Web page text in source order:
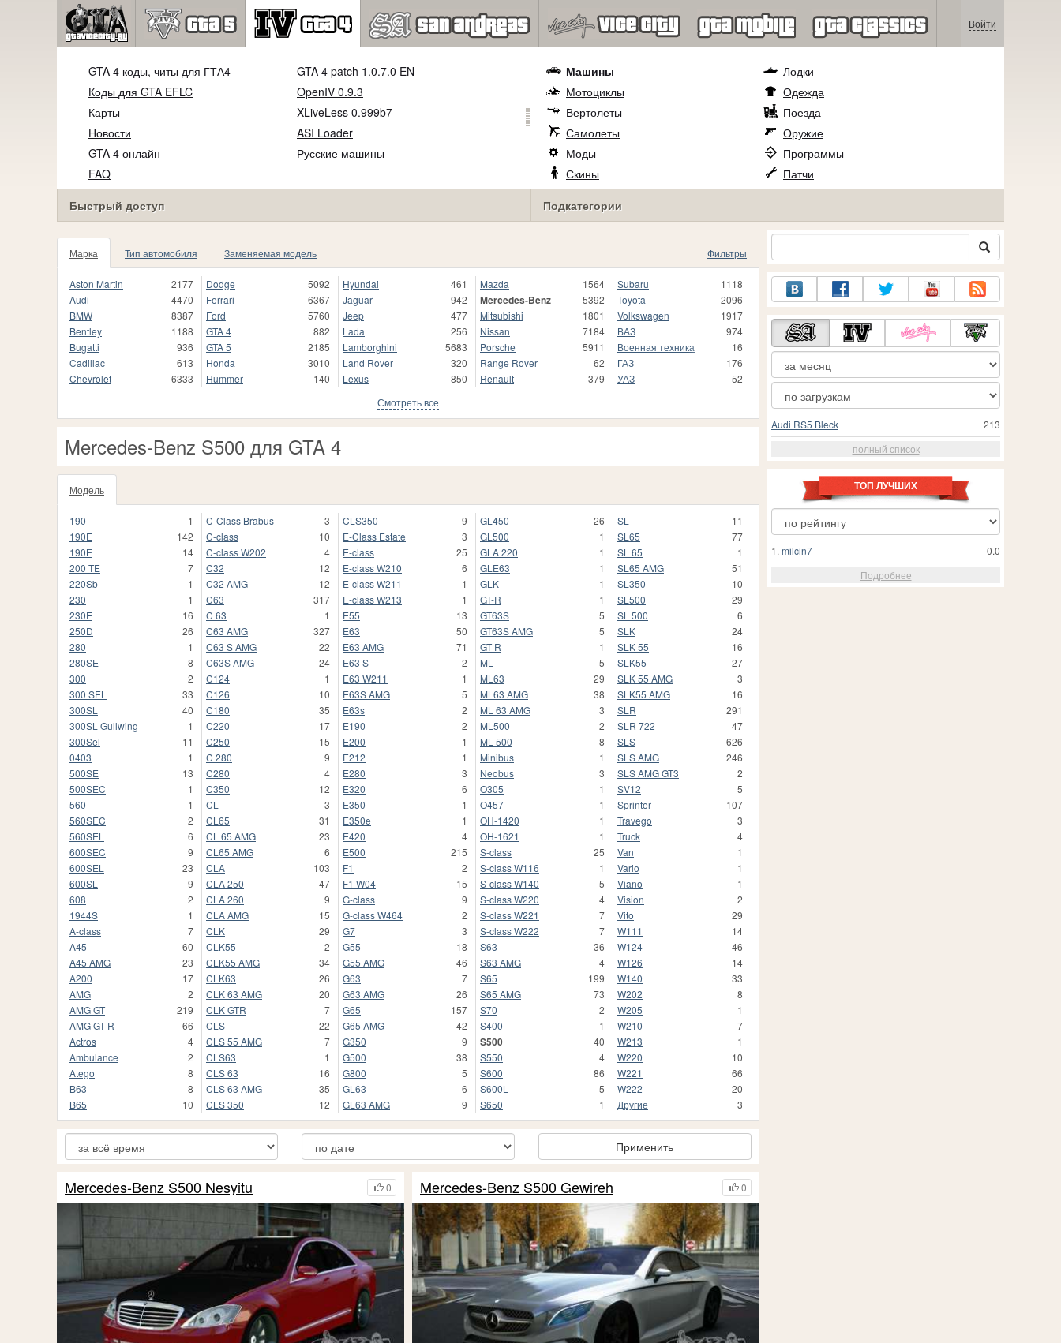
Войти
GTA 4 коды, читы для ГТА4
Коды для GTA EFLC
Карты
Новости
GTA 4 онлайн
FAQ
GTA 4 patch 1.0.7.0 EN
OpenIV 0.9.3
XLiveLess 0.999b7
ASI Loader
Русские машины
Быстрый доступ
Машины
Мотоциклы
Вертолеты
Самолеты
Моды
Скины
Лодки
Одежда
Поезда
Оружие
Программы
Патчи
Подкатегории
Марка Тип автомобиля Заменяемая модель Фильтры
Aston Martin
2177
Audi
4470
BMW
8387
Bentley
1188
Bugatti
936
Cadillac
613
Chevrolet
6333
Dodge
5092
Ferrari
6367
Ford
5760
GTA 4
882
GTA 5
2185
Honda
3010
Hummer
140
Hyundai
461
Jaguar
942
Jeep
477
Lada
256
Lamborghini
5683
Land Rover
320
Lexus
850
Mazda 1564
Mercedes-Benz
5392
Mitsubishi
1801
Nissan
7184
Porsche
5911
Range Rover
62
Renault
379
Subaru
1118
Toyota
2096
Volkswagen
1917
ВАЗ
974
Военная техника
16
ГАЗ
176
УАЗ
52
Смотреть все
Mercedes-Benz S500 для GTA 4
Модель
190
1
190E
142
190Е
14
200 TE
7
220Sb
1
230
1
230E
16
250D
26
280
1
280SE
8
300
2
300 SEL
33
300SL
40
300SL Gullwing
1
300Sel
11
0403
1
500SE
13
500SEC
1
560
1
560SEC
2
560SEL
6
600SEC
9
600SEL
23
600SL
9
608
2
1944S
1
A-class
7
A45
60
A45 AMG
23
A200
17
AMG
2
AMG GT
219
AMG GT R
66
Actros
4
Ambulance
2
Atego
8
B63
8
B65
10
C-Class Brabus
3
C-class
10
C-class W202
4
C32
12
C32 AMG
12
C63
317
C 63
1
C63 AMG
327
C63 S AMG
22
C63S AMG
24
C124
1
C126
10
C180
35
C220
17
C250
15
C 280
9
C280
4
C350
12
CL
3
CL65
31
CL 65 AMG
23
CL65 AMG
6
CLA
103
CLA 250
47
CLA 260
9
CLA AMG
15
CLK
29
CLK55
2
CLK55 AMG
34
CLK63
26
CLK 63 AMG
20
CLK GTR
7
CLS
22
CLS 55 AMG
7
CLS63
1
CLS 63
16
CLS 63 AMG
35
CLS 350
12
CLS350
9
E-Class Estate
3
E-class
25
E-class W210
6
E-class W211
1
E-class W213
1
E55
13
E63
50
E63 AMG
71
E63 S
2
E63 W211
1
E63S AMG
5
E63s
2
E190
2
E200
1
E212
1
E280
3
E320
6
E350
1
E350e
1
E420
4
E500
215
F1
2
F1 W04
15
G-class
9
G-class W464
2
G7
3
G55
18
G55 AMG
46
G63
7
G63 AMG
26
G65
157
G65 AMG
42
G350
9
G500
38
G800
5
GL63
6
GL63 AMG
9
GL450
26
GL500
1
GLA 220
1
GLE63
1
GLK
1
GT-R
1
GT63S
5
GT63S AMG
5
GT R
1
ML
5
ML63
29
ML63 AMG
38
ML 63 AMG
3
ML500
2
ML 500
8
Minibus
1
Neobus
3
O305
1
O457
1
OH-1420
1
OH-1621
1
S-class
25
S-class W116
1
S-class W140
5
S-class W220
4
S-class W221
7
S-class W222
7
S63
36
S63 AMG
4
S65
199
S65 AMG
73
S70
2
S400
1
S500
40
S550
4
S600
86
S600L
5
S650
1
SL
11
SL65
77
SL 65
1
SL65 AMG
51
SL350
10
SL500
29
SL 500
6
SLK
24
SLK 55
16
SLK55
27
SLK 55 AMG
3
SLK55 AMG
16
SLR
291
SLR 722
47
SLS
626
SLS AMG
246
SLS AMG GT3
2
SV12
5
Sprinter
107
Travego
3
Truck
4
Van
1
Vario
1
Viano
1
Vision
2
Vito
29
W111
14
W124
46
W126
14
W140
33
W202
8
W205
1
W210
7
W213
1
W220
10
W221
66
W222
20
Другие
3
Применить
0
Mercedes-Benz S500 Nesyitu 0
Mercedes-Benz S500 Gewireh
213
Audi RS5 Bleck
полный список
ТОП ЛУЧШИХ
0.0
1. milcin7
Подробнее